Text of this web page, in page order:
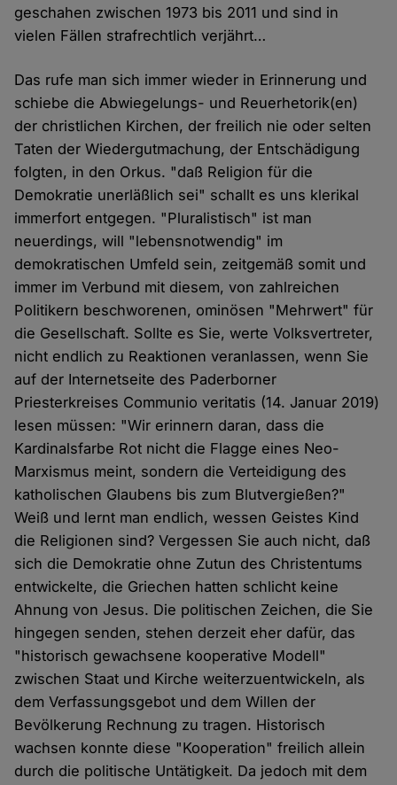
geschahen zwischen 1973 bis 2011 und sind in
vielen Fällen strafrechtlich verjährt…
Das rufe man sich immer wieder in Erinnerung und
schiebe die Abwiegelungs- und Reuerhetorik(en)
der christlichen Kirchen, der freilich nie oder selten
Taten der Wiedergutmachung, der Entschädigung
folgten, in den Orkus. "daß Religion für die
Demokratie unerläßlich sei" schallt es uns klerikal
immerfort entgegen. "Pluralistisch" ist man
neuerdings, will "lebensnotwendig" im
demokratischen Umfeld sein, zeitgemäß somit und
immer im Verbund mit diesem, von zahlreichen
Politikern beschworenen, ominösen "Mehrwert" für
die Gesellschaft. Sollte es Sie, werte Volksvertreter,
nicht endlich zu Reaktionen veranlassen, wenn Sie
auf der Internetseite des Paderborner
Priesterkreises Communio veritatis (14. Januar 2019)
lesen müssen: "Wir erinnern daran, dass die
Kardinalsfarbe Rot nicht die Flagge eines Neo-
Marxismus meint, sondern die Verteidigung des
katholischen Glaubens bis zum Blutvergießen?"
Weiß und lernt man endlich, wessen Geistes Kind
die Religionen sind? Vergessen Sie auch nicht, daß
sich die Demokratie ohne Zutun des Christentums
entwickelte, die Griechen hatten schlicht keine
Ahnung von Jesus. Die politischen Zeichen, die Sie
hingegen senden, stehen derzeit eher dafür, das
"historisch gewachsene kooperative Modell"
zwischen Staat und Kirche weiterzuentwickeln, als
dem Verfassungsgebot und dem Willen der
Bevölkerung Rechnung zu tragen. Historisch
wachsen konnte diese "Kooperation" freilich allein
durch die politische Untätigkeit. Da jedoch mit dem